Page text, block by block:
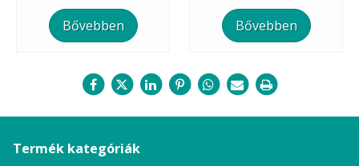
Bővebben Bővebben
Termék kategóriák